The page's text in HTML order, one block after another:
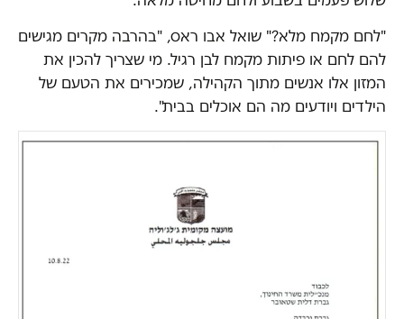
"לחם מקמח מלא?" שואל אבו ראס, "בהרבה מקרים מגישים
להם לחם או פיתות מקמח לבן רגיל. מי שצריך להכין את
המזון אלו אנשים מתוך הקהילה, שמכירים את הטעם של
הילדים ויודעים מה הם אוכלים בבית".